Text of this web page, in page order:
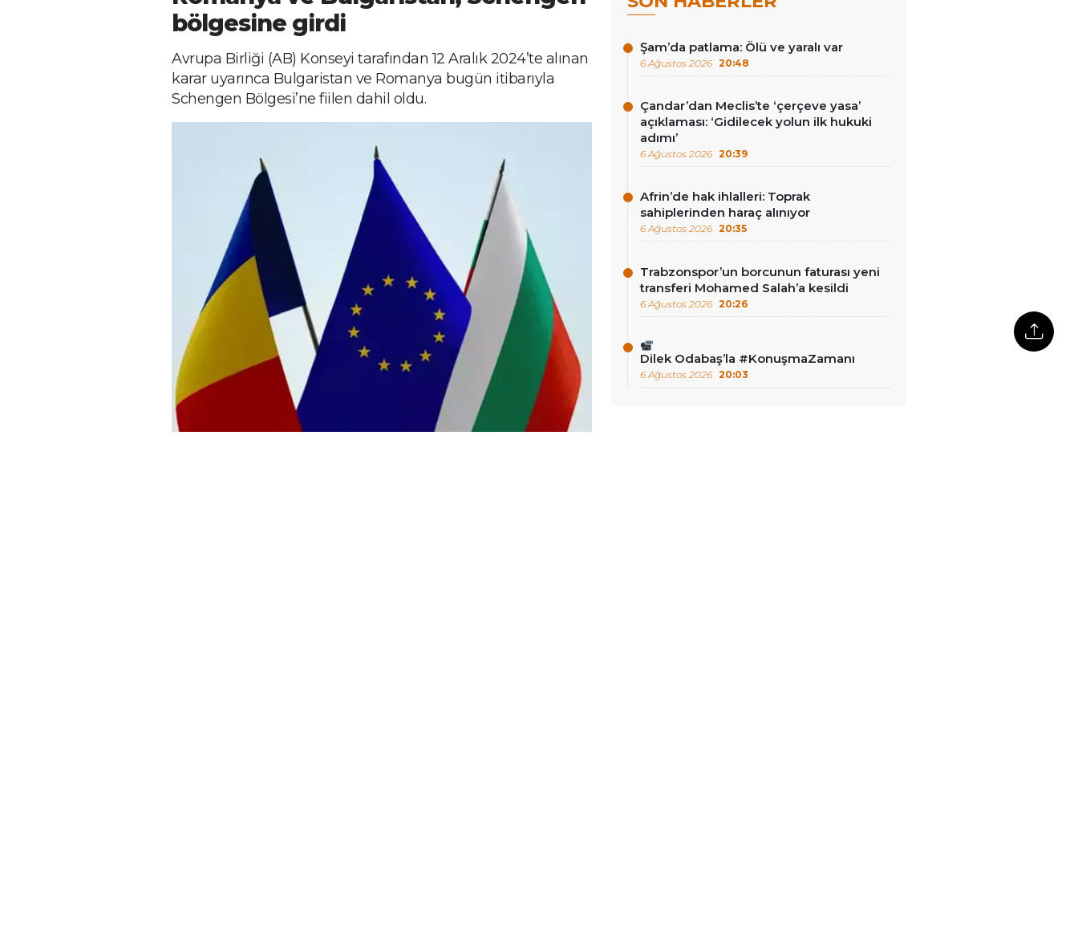
bölgesine girdi
Avrupa Birliği (AB) Konseyi tarafından 12 Aralık 2024’te alınan
karar uyarınca Bulgaristan ve Romanya bugün itibarıyla
Schengen Bölgesi’ne fiilen dahil oldu.
Şam’da patlama: Ölü ve yaralı var
6 Ağustos 2026 20:48
Çandar’dan Meclis’te ‘çerçeve yasa’
açıklaması: ‘Gidilecek yolun ilk hukuki
adımı’
6 Ağustos 2026 20:39
Afrin’de hak ihlalleri: Toprak
sahiplerinden haraç alınıyor
6 Ağustos 2026 20:35
Trabzonspor’un borcunun faturası yeni
transferi Mohamed Salah’a kesildi
6 Ağustos 2026 20:26
Dilek Odabaş’la #KonuşmaZamanı
6 Ağustos 2026 20:03